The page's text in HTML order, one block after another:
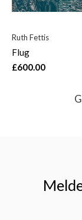
Ruth Fettis
Flug
£600.00